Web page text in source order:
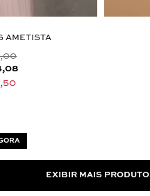
AMETISTA
EXIBIR MAIS